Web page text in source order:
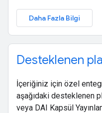
Daha Fazla Bilgi
Desteklenen
İçeriğiniz için özel
aşağıdaki desteklenen
veya DAI Kapsül